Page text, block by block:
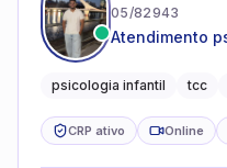
05/82943
Atendimento
promovendo
psicologia infantil tcc
CRP ativo Online